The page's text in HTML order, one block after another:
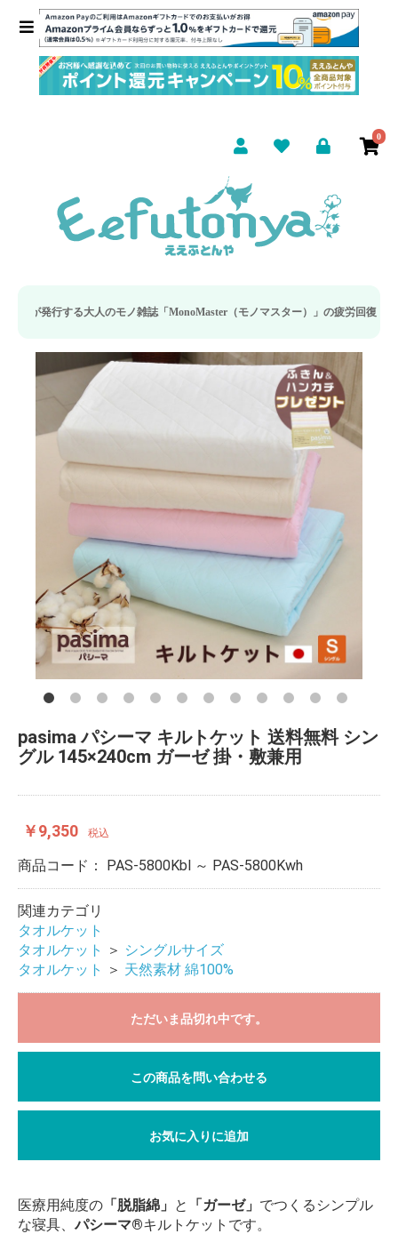
0
ノ雑誌「MonoMaster（モノマスター）」の疲労回復・睡眠の向上特集に当社の
pasima パシーマ キルトケット 送料無料 シン
グル 145×240cm ガーゼ 掛・敷兼用
￥9,350 税込
商品コード： PAS-5800Kbl ～ PAS-5800Kwh
関連カテゴリ
タオルケット
タオルケット
＞ シングルサイズ
タオルケット
＞ 天然素材 綿100%
ただいま品切れ中です。
この商品を問い合わせる
お気に入りに追加
医療用純度の 「脱脂綿」 と 「ガーゼ」 でつくるシンプル
な寝具、パシーマ®キルトケットです。